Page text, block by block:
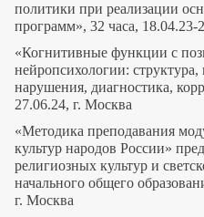
политики при реализации
программ», 32 часа, 18.04.23-
«Когнитивные функции с
нейропсихологии:
нарушения, диагностика,
27.06.24, г. Москва
«Методика преподавания
культур народов России»
религиозных культур и
начального общего
г. Москва